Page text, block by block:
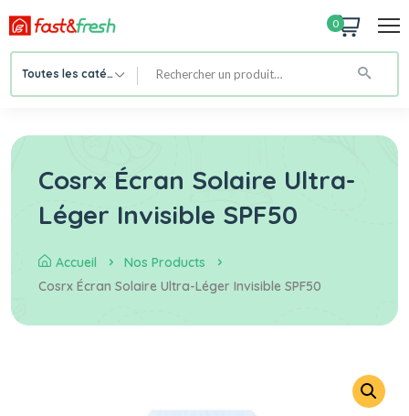
0
Toutes les catégories
Cosrx Écran Solaire Ultra-
Léger Invisible SPF50
Accueil
Nos Products
Cosrx Écran Solaire Ultra-Léger Invisible SPF50